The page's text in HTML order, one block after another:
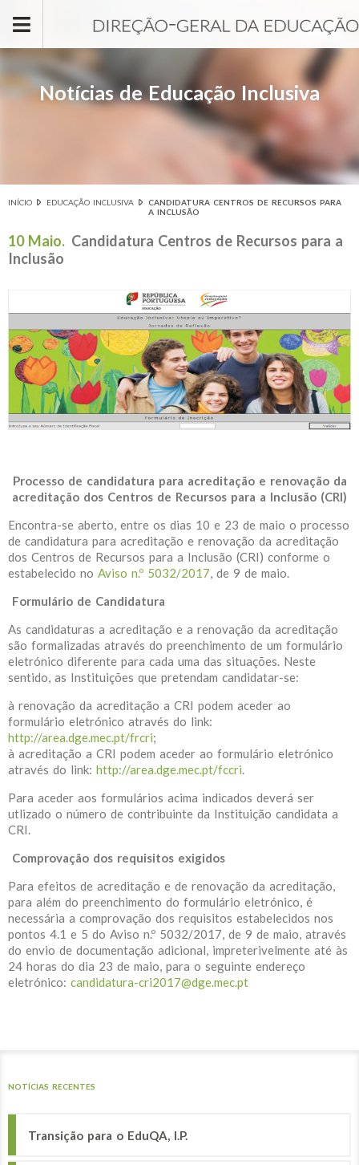
Notícias de Educação Inclusiva
Está aqui
INÍCIO EDUCAÇÃO INCLUSIVA
CANDIDATURA CENTROS DE RECURSOS PARA
A INCLUSÃO
10 Maio. Candidatura Centros de Recursos para a
Inclusão
Processo de candidatura para acreditação e renovação da
acreditação dos Centros de Recursos para a Inclusão (CRI)
Encontra-se aberto, entre os dias 10 e 23 de maio o processo
de candidatura para acreditação e renovação da acreditação
dos Centros de Recursos para a Inclusão (CRI) conforme o
estabelecido no Aviso n.º 5032/2017, de 9 de maio.
Formulário de Candidatura
As candidaturas a acreditação e a renovação da acreditação
são formalizadas através do preenchimento de um formulário
eletrónico diferente para cada uma das situações. Neste
sentido, as Instituições que pretendam candidatar-se:
à renovação da acreditação a CRI podem aceder ao
formulário eletrónico através do link:
http://area.dge.mec.pt/frcri;
à acreditação a CRI podem aceder ao formulário eletrónico
através do link: http://area.dge.mec.pt/fccri.
Para aceder aos formulários acima indicados deverá ser
utlizado o número de contribuinte da Instituição candidata a
CRI.
Comprovação dos requisitos exigidos
Para efeitos de acreditação e de renovação da acreditação,
para além do preenchimento do formulário eletrónico, é
necessária a comprovação dos requisitos estabelecidos nos
pontos 4.1 e 5 do Aviso n.º 5032/2017, de 9 de maio, através
do envio de documentação adicional, impreterivelmente até às
24 horas do dia 23 de maio, para o seguinte endereço
eletrónico: candidatura-cri2017@dge.mec.pt
NOTÍCIAS RECENTES
Transição para o EduQA, I.P.